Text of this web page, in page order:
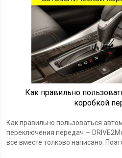
Как правильно
коробкой
Как правильно пользоваться
переключения передач —
все вместе толково написано.